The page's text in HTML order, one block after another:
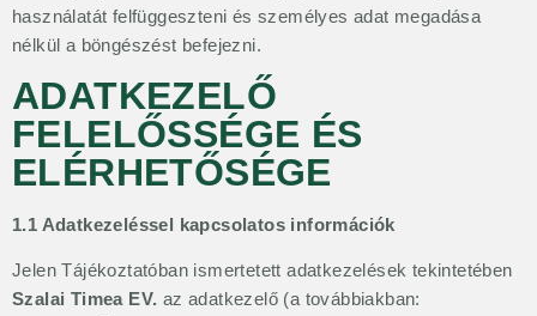
használatát felfüggeszteni és személyes adat megadása
nélkül a böngészést befejezni.
ADATKEZELŐ
FELELŐSSÉGE ÉS
ELÉRHETŐSÉGE
1.1 Adatkezeléssel kapcsolatos információk
Jelen Tájékoztatóban ismertetett adatkezelések tekintetében
Szalai Timea EV. az adatkezelő (a továbbiakban: